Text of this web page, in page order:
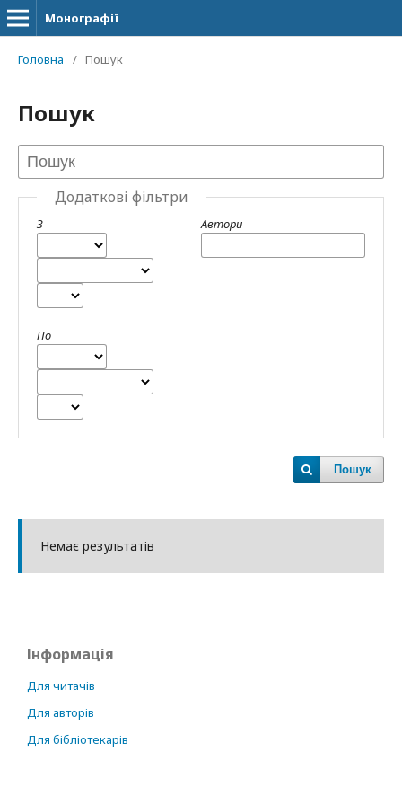
Монографії
Головна / Пошук
Пошук
Додаткові фільтри
З
По
Автори
Пошук
Немає результатів
Інформація
Для читачів
Для авторів
Для бібліотекарів